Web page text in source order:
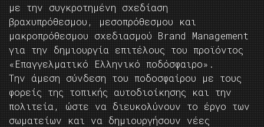
με την συγκροτημένη σχεδίαση
βραχυπρόθεσμου, μεσοπρόθεσμου και
μακροπρόθεσμου σχεδιασμού Brand Management
για την δημιουργία επιτέλους του προϊόντος
«Επαγγελματικό Ελληνικό ποδόσφαιρο».
Την άμεση σύνδεση του ποδοσφαίρου με τους
φορείς της τοπικής αυτοδιοίκησης και την
πολιτεία, ώστε να διευκολύνουν το έργο των
σωματείων και να δημιουργήσουν νέες